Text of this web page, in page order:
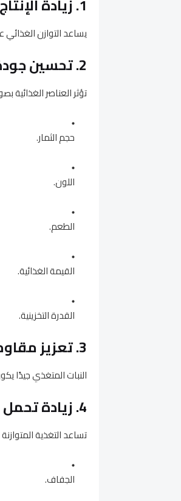
يساعد التوازن الغذائي
2. تحسين جودة المحصول
تؤثر العناصر الغذائية
حجم الثمار.
اللون.
الطعم.
القيمة الغذائية.
القدرة التخزينية.
3. تعزيز مقاومة الأمراض
النبات المتغذي جيدًا
4. زيادة تحمل الظروف البيئية
تساعد التغذية
الجفاف.